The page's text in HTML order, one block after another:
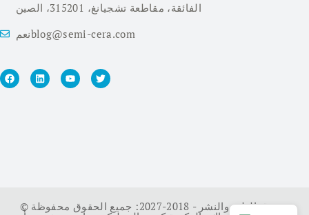
الفائقة، مقاطعة تشجيانغ، 315201، الصين
نعمblog@semi-cera.com
© حقوق الطبع والنشر - 2018-2027: جميع الحقوق محفوظة.